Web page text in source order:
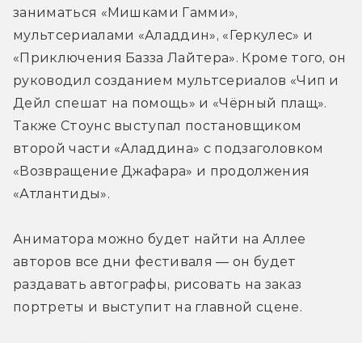
заниматься «Мишками Гамми»,
мультсериалами «Аладдин», «Геркулес» и
«Приключения Базза Лайтера». Кроме того, он
руководил созданием мультсериалов «Чип и
Дейл спешат на помощь» и «Чёрный плащ».
Также Стоунс выступал постановщиком
второй части «Аладдина» с подзаголовком
«Возвращение Джафара» и продолжения
«Атлантиды».
Аниматора можно будет найти на Аллее
авторов все дни фестиваля — он будет
раздавать автографы, рисовать на заказ
портреты и выступит на главной сцене.